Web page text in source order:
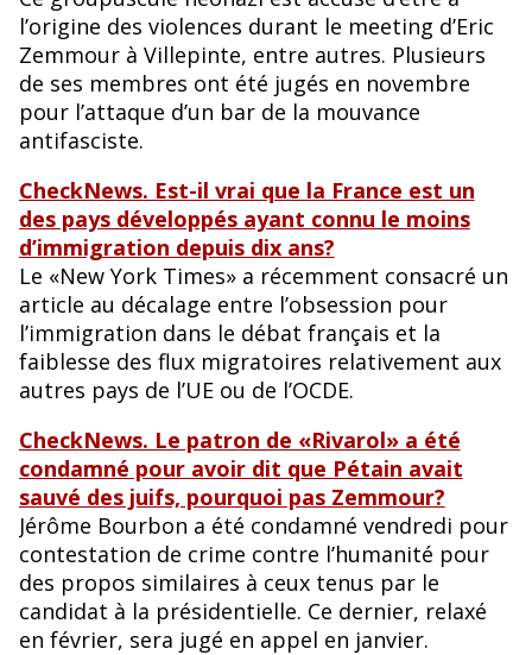
l’origine des violences durant le meeting d’Eric
Zemmour à Villepinte, entre autres. Plusieurs
de ses membres ont été jugés en novembre
pour l’attaque d’un bar de la mouvance
antifasciste.
CheckNews. Est-il vrai que la France est un
des pays développés ayant connu le moins
d’immigration depuis dix ans?
Le «New York Times» a récemment consacré un
article au décalage entre l’obsession pour
l’immigration dans le débat français et la
faiblesse des flux migratoires relativement aux
autres pays de l’UE ou de l’OCDE.
CheckNews. Le patron de «Rivarol» a été
condamné pour avoir dit que Pétain avait
sauvé des juifs, pourquoi pas Zemmour?
Jérôme Bourbon a été condamné vendredi pour
contestation de crime contre l’humanité pour
des propos similaires à ceux tenus par le
candidat à la présidentielle. Ce dernier, relaxé
en février, sera jugé en appel en janvier.